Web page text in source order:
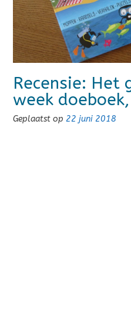
Recensie: Het
week
Geplaatst op 22 juni 2018